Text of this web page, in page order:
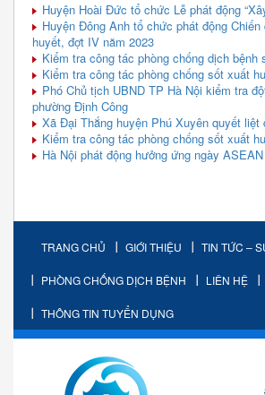
Huyện Hoài Đức tổ chức Lễ phát động
Huyện Đông Anh tổ chức phát động
huyết, đợt IV năm 2023
Kiểm tra công tác phòng chống dịch
Kiểm tra công tác phòng chống sốt xuất
Phó Chủ tịch UBND TP Hà Nội kiểm tra
phường Định Công
Xã Đại Thắng huyện Phú Xuyên quyết
Kiểm tra công tác phòng chống sốt xuất
Hà Nội phát động hưởng ứng ngày
TRANG CHỦ GIỚI THIỆU TIN TỨC –
PHÒNG CHỐNG DỊCH BỆNH LIÊN HỆ
THÔNG TIN TUYỂN DỤNG
TRUNG